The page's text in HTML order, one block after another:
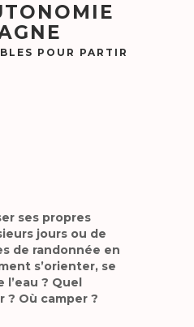
POUR PARTIR
ses propres
jours ou de
de randonnée en
s’orienter, se
? Quel
? Où camper ?